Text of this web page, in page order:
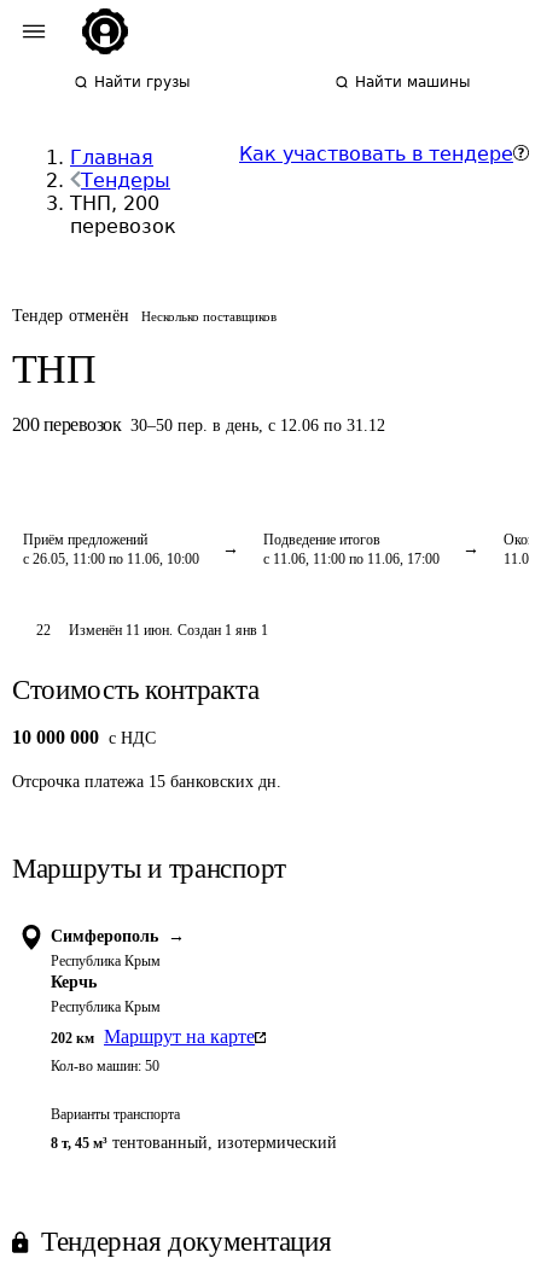
Найти грузы Найти машины
Главная
Тендеры
ТНП, 200
перевозок
Как участвовать в тендере
Тендер отменён Несколько поставщиков
ТНП
200 перевозок 30–50 пер. в день,с 12.06 по 31.12
Приём предложений
с 26.05, 11:00 по 11.06, 10:00
Подведение итогов
с 11.06, 11:00 по 11.06, 17:00
22 Изменён 11 июн. Создан 1 янв 1
Стоимость контракта
10 000 000 c НДС
Отсрочка платежа 15 банковских дн.
Маршруты и транспорт
Симферополь →
Республика Крым
Керчь
Республика Крым
202 км Маршрут на карте
Кол-во машин: 50
Варианты транспорта
8 т, 45 м³ тентованный, изотермический
Тендерная документация